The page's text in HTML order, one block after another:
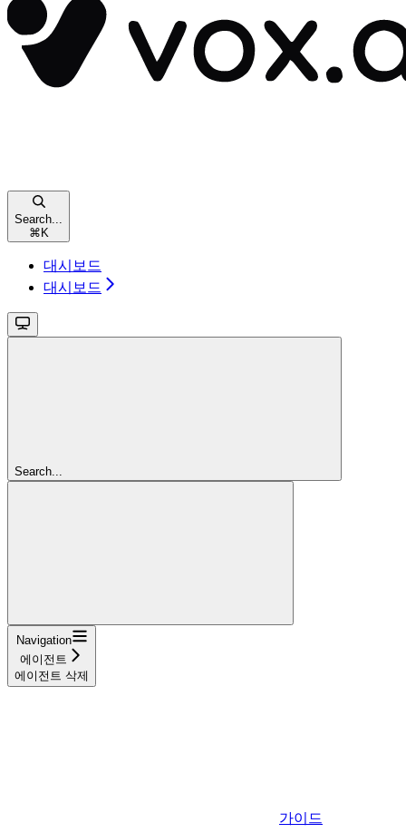
Search...
⌘ K
대시보드
대시보드
Search...
Navigation
에이전트
에이전트 삭제
가이드